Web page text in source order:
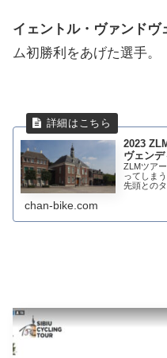
イェントル・ヴァンドヴ
ム初勝利をあげた選手。
2023
ヴェンデ
ZLMツア
ってしま
先頭との
ム差が途
chan-bike.com